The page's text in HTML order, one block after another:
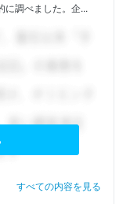
に調べました。企...
すべての内容を見る